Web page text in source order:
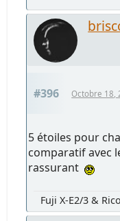
#396 Octobre 18,
5 étoiles pour
comparatif avec
rassurant
Fuji X-E2/3 &